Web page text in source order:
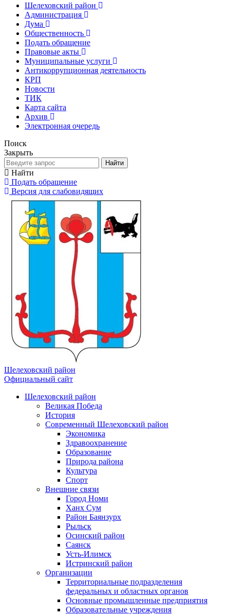
Шелеховский район
Администрация
Дума
Общественность
Подать обращение
Правовые акты
Муниципальные услуги
Антикоррупционная деятельность
КРП
Новости
ТИК
Карта сайта
Архив
Электронная очередь
Поиск
Закрыть
Найти
Найти
Подать обращение
Версия для слабовидящих
Шелеховский район
Официальный сайт
Шелеховский район
Великая Победа
История
Современный Шелеховский район
Экономика
Здравоохранение
Образование
Природа района
Культура
Спорт
Внешние связи
Город Номи
Ханх Сум
Район Баянзурх
Рыльск
Осинский район
Саянск
Усть-Илимск
Истринский район
Организации
Территориальные подразделения
федеральных и областных органов
Основные промышленные предприятия
Образовательные учреждения